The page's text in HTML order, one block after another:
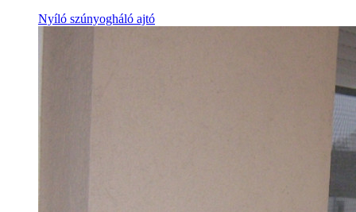
Nyíló szúnyogháló ajtó